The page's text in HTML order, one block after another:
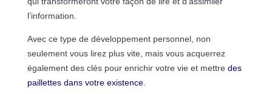
l’information.
Avec ce type de développement personnel, non
seulement vous lirez plus vite, mais vous acquerrez
également des clés pour enrichir votre vie et mettre des
paillettes dans votre existence.